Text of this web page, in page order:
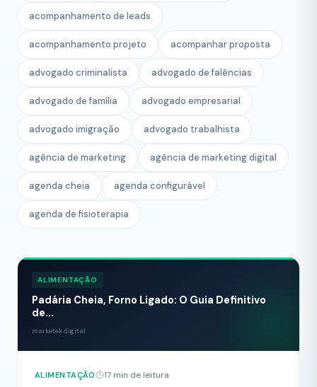
acompanhamento de leads
acompanhamento projeto acompanhar proposta
advogado criminalista advogado de falências
advogado de família advogado empresarial
advogado imigração advogado trabalhista
agência de marketing agência de marketing digital
agenda cheia agenda configurável
agenda de fisioterapia
ALIMENTAÇÃO
Padária Cheia, Forno Ligado: O Guia Definitivo
de...
marketek.digital
ALIMENTAÇÃO 17 min de leitura